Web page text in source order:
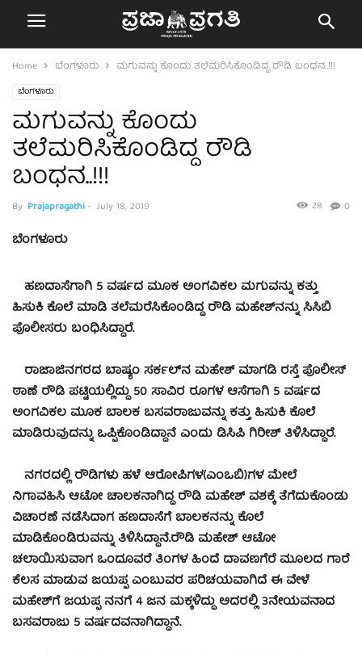
Home ಬೆಂಗಳೂರು ಮಗುವನ್ನು ಕೊಂದು ತಲೆಮರಿಸಿಕೊಂಡಿದ್ದ ರೌಡಿ ಬಂಧನ..!!!
ಬೆಂಗಳೂರು
ಮಗುವನ್ನು ಕೊಂದು
ತಲೆಮರಿಸಿಕೊಂಡಿದ್ದ ರೌಡಿ
ಬಂಧನ..!!!
By Prajapragathi- July 18, 2019 0
28
ಬೆಂಗಳೂರು
ಹಣದಾಸೆಗಾಗಿ 5 ವರ್ಷದ ಮೂಕ ಅಂಗವಿಕಲ ಮಗುವನ್ನು ಕತ್ತು
ಹಿಸುಕಿ ಕೊಲೆ ಮಾಡಿ ತಲೆಮರೆಸಿಕೊಂಡಿದ್ದ ರೌಡಿ ಮಹೇಶ್‍ನನ್ನು ಸಿಸಿಬಿ
ಪೊಲೀಸರು ಬಂಧಿಸಿದ್ದಾರೆ.
ರಾಜಾಜಿನಗರದ ಬಾಷ್ಯಂ ಸರ್ಕಲ್‍ನ ಮಹೇಶ್ ಮಾಗಡಿ ರಸ್ತೆ ಪೊಲೀಸ್
ಠಾಣೆ ರೌಡಿ ಪಟ್ಟಿಯಲ್ಲಿದ್ದು 50 ಸಾವಿರ ರೂಗಳ ಆಸೆಗಾಗಿ 5 ವರ್ಷದ
ಅಂಗವಿಕಲ ಮೂಕ ಬಾಲಕ ಬಸವರಾಜುವನ್ನು ಕತ್ತು ಹಿಸುಕಿ ಕೊಲೆ
ಮಾಡಿರುವುದನ್ನು ಒಪ್ಪಿಕೊಂಡಿದ್ದಾನೆ ಎಂದು ಡಿಸಿಪಿ ಗಿರೀಶ್ ತಿಳಿಸಿದ್ದಾರೆ.
ನಗರದಲ್ಲಿ ರೌಡಿಗಳು ಹಳೆ ಆರೋಪಿಗಳ(ಎಂಒಬಿ)ಗಳ ಮೇಲೆ
ನಿಗಾವಹಿಸಿ ಆಟೋ ಚಾಲಕನಾಗಿದ್ದ ರೌಡಿ ಮಹೇಶ್ ವಶಕ್ಕೆ ತೆಗೆದುಕೊಂಡು
ವಿಚಾರಣೆ ನಡೆಸಿದಾಗ ಹಣದಾಸೆಗೆ ಬಾಲಕನನ್ನು ಕೊಲೆ
ಮಾಡಿಕೊಂಡಿರುವನ್ನು ತಿಳಿಸಿದ್ದಾನೆ.ರೌಡಿ ಮಹೇಶ್ ಆಟೋ
ಚಲಾಯಿಸುವಾಗ ಒಂದೂವರೆ ತಿಂಗಳ ಹಿಂದೆ ದಾವಣಗೆರೆ ಮೂಲದ ಗಾರೆ
ಕೆಲಸ ಮಾಡುವ ಜಯಪ್ಪ ಎಂಬುವರ ಪರಿಚಯವಾಗಿದೆ ಈ ವೇಳೆ
ಮಹೇಶ್‍ಗೆ ಜಯಪ್ಪ ನನಗೆ 4 ಜನ ಮಕ್ಕಳಿದ್ದು ಅದರಲ್ಲಿ 3ನೇಯವನಾದ
ಬಸವರಾಜು 5 ವರ್ಷದವನಾಗಿದ್ದಾನೆ.